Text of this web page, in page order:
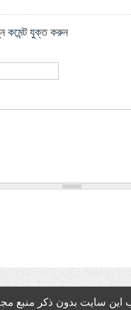
কমেন্ট যুক্ত করুন